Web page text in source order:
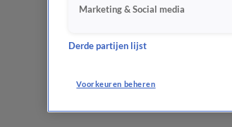
Marketing & Social media
Derde partijen lijst
Voorkeuren beheren